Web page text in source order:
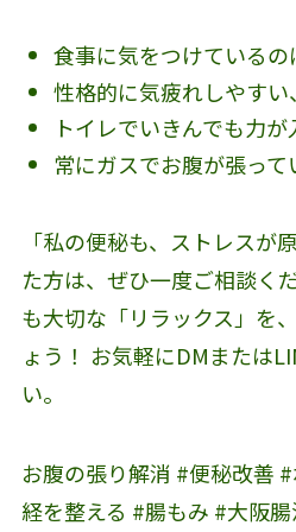
食事に気をつけている
性格的に気疲れしやす
トイレでいきんでも力が
常にガスでお腹が張って
「私の便秘も、ストレスが
た方は、ぜひ一度ご相談く
も大切な「リラックス」を
ょう！ お気軽にDMまたは
い。
お腹の張り解消 #便秘改善
経を整える #腸もみ #大阪